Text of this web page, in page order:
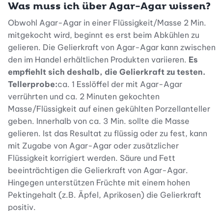
Was muss ich über Agar-Agar wissen?
Obwohl Agar-Agar in einer Flüssigkeit/Masse 2 Min.
mitgekocht wird, beginnt es erst beim Abkühlen zu
gelieren. Die Gelierkraft von Agar-Agar kann zwischen
den im Handel erhältlichen Produkten variieren. Es
empfiehlt sich deshalb, die Gelierkraft zu testen.
Tellerprobe:ca. 1 Esslöffel der mit Agar-Agar
verrührten und ca. 2 Minuten gekochten
Masse/Flüssigkeit auf einen gekühlten Porzellanteller
geben. Innerhalb von ca. 3 Min. sollte die Masse
gelieren. Ist das Resultat zu flüssig oder zu fest, kann
mit Zugabe von Agar-Agar oder zusätzlicher
Flüssigkeit korrigiert werden. Säure und Fett
beeinträchtigen die Gelierkraft von Agar-Agar.
Hingegen unterstützen Früchte mit einem hohen
Pektingehalt (z.B. Äpfel, Aprikosen) die Gelierkraft
positiv.